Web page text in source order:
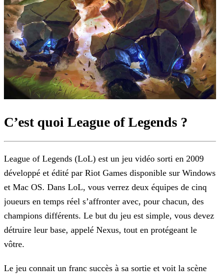
C’est quoi League of Legends ?
League of Legends (LoL) est un jeu vidéo sorti en 2009
développé et édité par Riot Games disponible sur Windows
et Mac OS. Dans LoL, vous verrez deux équipes de cinq
joueurs en temps réel s’affronter avec, pour chacun, des
champions différents. Le but du jeu est simple, vous devez
détruire leur base, appelé Nexus, tout en protégeant le
vôtre.
Le jeu connait un franc succès à sa sortie et voit la scène